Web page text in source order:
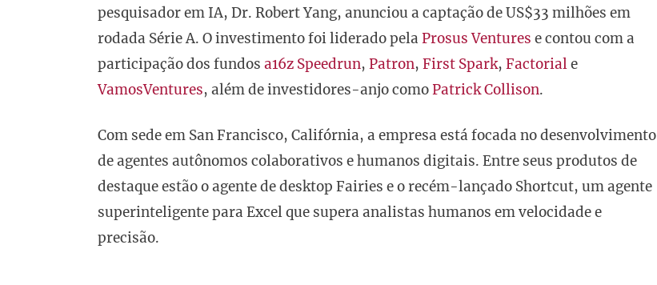
pesquisador em IA, Dr. Robert Yang, anunciou a captação de US$33 milhões em
rodada Série A. O investimento foi liderado pela Prosus Ventures e contou com a
participação dos fundos a16z Speedrun, Patron, First Spark, Factoriale
VamosVentures, além de investidores-anjo comoPatrick Collison.
Com sede em San Francisco, Califórnia, a empresa está focada no desenvolvimento
de agentes autônomos colaborativos e humanos digitais. Entre seus produtos de
destaque estão o agente de desktop Fairies e o recém-lançado Shortcut, um agente
superinteligente para Excel que supera analistas humanos em velocidade e
precisão.